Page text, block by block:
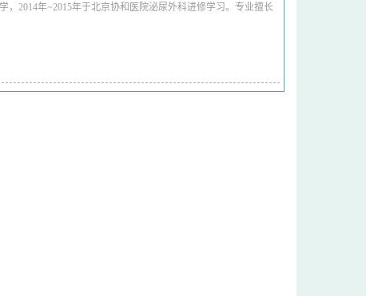
，2014年~2015年于北京协和医院泌尿外科进修学习。专业擅长